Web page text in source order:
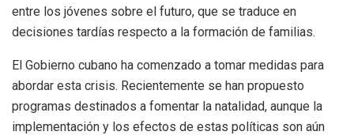
entre los jóvenes sobre el futuro, que se traduce en
decisiones tardías respecto a la formación de familias.
El Gobierno cubano ha comenzado a tomar medidas para
abordar esta crisis. Recientemente se han propuesto
programas destinados a fomentar la natalidad, aunque la
implementación y los efectos de estas políticas son aún